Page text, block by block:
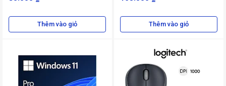
Thêm vào giỏ Thêm vào giỏ